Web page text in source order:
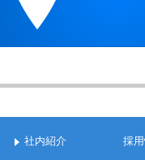
社内紹介 採